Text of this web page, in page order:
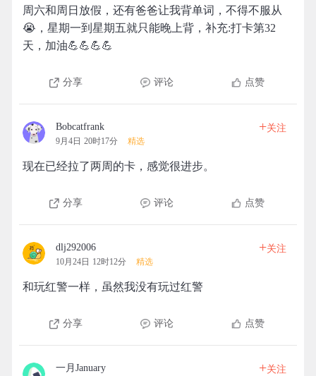
周六和周日放假，还有爸爸让我背单词，不得不服从
😭，星期一到星期五就只能晚上背，补充:打卡第32
天，加油💪💪💪💪
分享 评论 点赞
Bobcatfrank
9月4日 20时17分 精选
+关注
现在已经拉了两周的卡，感觉很进步。
分享 评论 点赞
dlj292006
10月24日 12时12分 精选
+关注
和玩红警一样，虽然我没有玩过红警
分享 评论 点赞
一月January +关注